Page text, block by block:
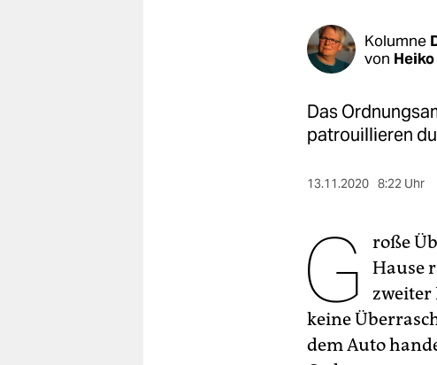
Kolumne
von
Das
patrouillieren
13.11.2020 8:22 Uhr
G
roße
Hause
zweiter
keine
dem Auto